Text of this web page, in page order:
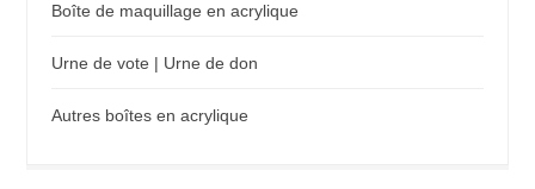
Boîte de maquillage en acrylique
Urne de vote | Urne de don
Autres boîtes en acrylique